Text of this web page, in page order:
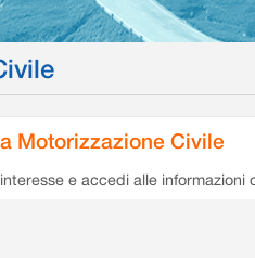
Motorizzazione Civile
e accedi alle informazioni